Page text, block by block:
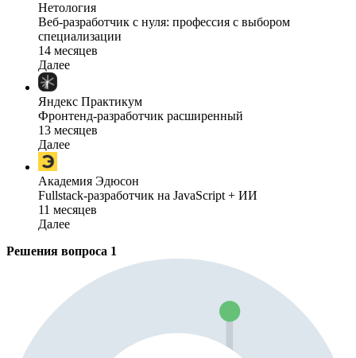
Нетология
Веб-разработчик с нуля: профессия с выбором
специализации
14 месяцев
Далее
Яндекс Практикум
Фронтенд-разработчик расширенный
13 месяцев
Далее
Академия Эдюсон
Fullstack-разработчик на JavaScript + ИИ
11 месяцев
Далее
Решения вопроса 1